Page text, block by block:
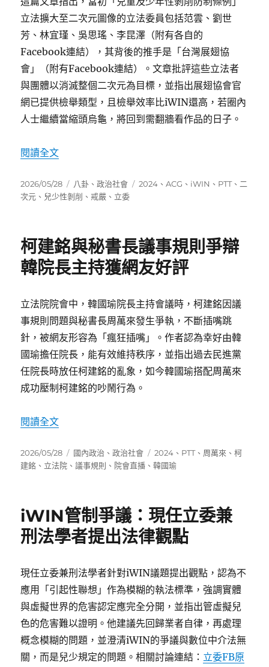
立法擴大至二次元圖像的立法委員包括范雲、劉世
芳、林宜瑾、吳思瑤、李昆澤（附有各自的
Facebook連結），其背後的推手是「台灣展翅協
會」（附有Facebook連結）。文章批評這些立法者
與團體以消滅整個二次元為目標，並指出展翅協會官
網已提供檢舉類型，且檢舉效率比iWIN還高，若圈內
人士繼續當縮頭烏龜，將回到需翻牆看作品的日子。
閱讀全文〈揭露消滅二次元推手：范雲與台灣展翅協會〉
發
佈
2026/05/28
分
類
八卦 、政治社會
標
2024 、ACG 、 iWIN 、 PTT、 二
次元 、 兒少性剝削 、戒嚴 、 立委
柯建銘與秘書長議事規則爭辯
韓院長主持獲網友好評
立法院院會中，韓國瑜院長主持會議時，柯建銘因議
事規則問題與秘書長周萬來發生爭執，不斷插嘴跳
針，被網友形容為「瘋狂插嘴」。作者認為幸好由韓
國瑜擔任院長，能有效維持秩序，並指出過去民進黨
任院長時放任柯建銘的亂象，如今韓國瑜搭配周萬來
成功壓制柯建銘的吵鬧行為。
閱讀全文〈柯建銘與秘書長議事規則爭辯 韓院長主持獲網
發
佈
2026/05/28
分
類
國內政治 、政治社會
標
籤
2024 、 PTT、 周萬來 、柯
建銘 、 立法院 、議事規則 、 院會直播 、韓國瑜
iWIN管制爭議：現任立委兼
刑法學者提出法律觀點
現任立委兼刑法學者針對iWIN議題提出觀點，認為不
應用「引起性聯想」作為模糊的執法標準，強調實體
與虛擬世界的危害認定應完全分開，並指出管虛擬兒
色的危害難以證明。他建議先回歸業者自律，再處理
概念模糊的問題，並澄清iWIN的爭議與數位中介法無
關，而是兒少規定的問題。相關討論連結： 立委FB原